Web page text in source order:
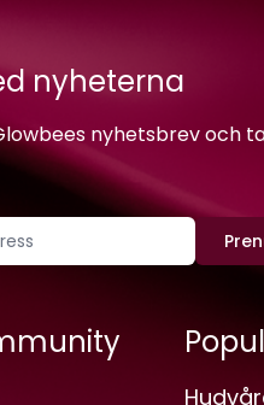
nyheterna
nyhetsbrev och